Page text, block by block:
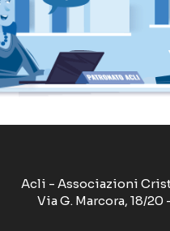
Acli - Associazioni
Via G. Marcora, 18/20